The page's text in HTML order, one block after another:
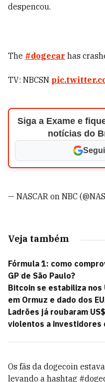
despencou.
The #dogecar has
TV: NBCSN
Siga a Exame e
notícias do
— NASCAR on NBC
Veja também
Fórmula 1: como
GP de São Paulo?
Bitcoin se estabiliza nos
em Ormuz e dado dos
Ladrões já roubaram
violentos a investidores
Os fãs da dogecoin
levando a hashtag